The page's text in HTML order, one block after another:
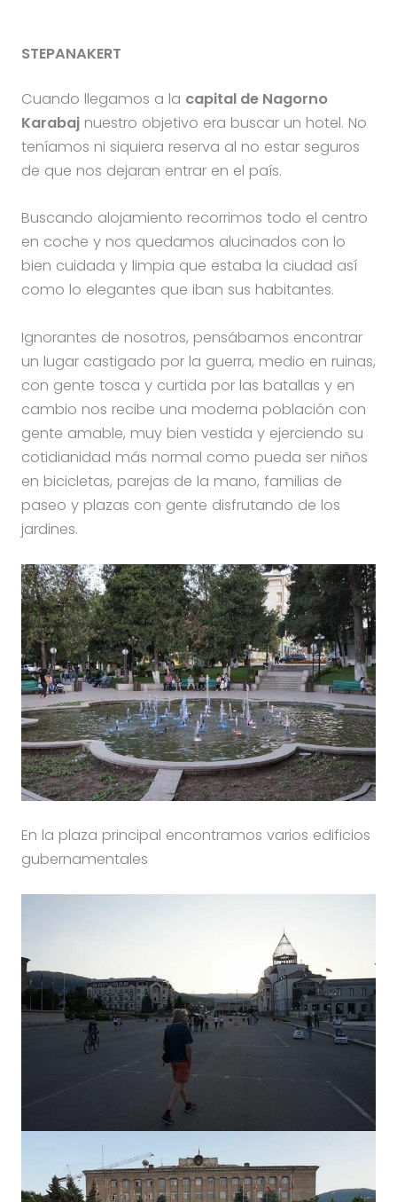
STEPANAKERT
Cuando llegamos a la capital de Nagorno
Karabajnuestro objetivo era buscar un hotel. No
teníamos ni siquiera reserva al no estar seguros
de que nos dejaran entrar en el país.
Buscando alojamiento recorrimos todo el centro
en coche y nos quedamos alucinados con lo
bien cuidada y limpia que estaba la ciudad así
como lo elegantes que iban sus habitantes.
Ignorantes de nosotros, pensábamos encontrar
un lugar castigado por la guerra, medio en ruinas,
con gente tosca y curtida por las batallas y en
cambio nos recibe una moderna población con
gente amable, muy bien vestida y ejerciendo su
cotidianidad más normal como pueda ser niños
en bicicletas, parejas de la mano, familias de
paseo y plazas con gente disfrutando de los
jardines.
En la plaza principal encontramos varios edificios
gubernamentales